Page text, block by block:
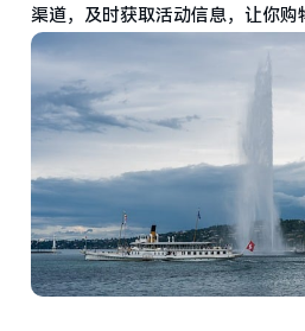
渠道，及时获取活动信息，让你购